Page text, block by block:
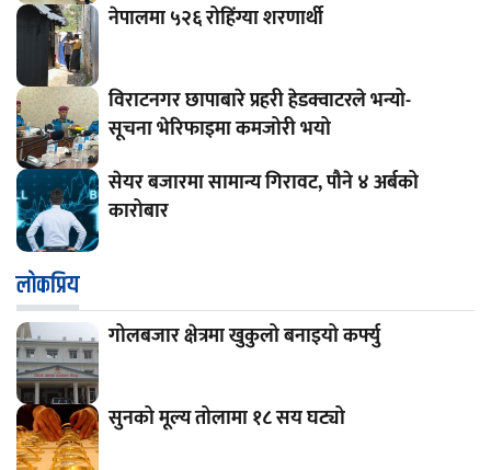
नेपालमा ५२६ रोहिंग्या शरणार्थी
विराटनगर छापाबारे प्रहरी हेडक्वाटरले भन्यो-
सूचना भेरिफाइमा कमजोरी भयो
सेयर बजारमा सामान्य गिरावट, पौने ४ अर्बको
कारोबार
लाेकप्रिय
गोलबजार क्षेत्रमा खुकुलो बनाइयो कर्फ्यु
सुनको मूल्य तोलामा १८ सय घट्यो